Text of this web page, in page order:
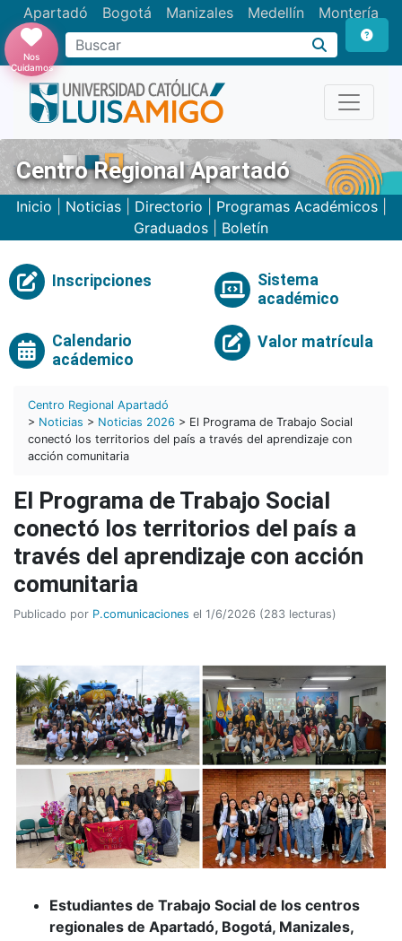
Apartadó Bogotá Manizales Medellín Montería
Nos
Cuidamos
Centro Regional Apartadó
Inicio Noticias| Directorio Programas Académicos|
Graduados
Boletín
Inscripciones
Sistema
académico
Calendario
acádemico
Valor matrícula
Centro Regional Apartadó
> Noticias > Noticias 2026 > El Programa de Trabajo Social
conectó los territorios del país a través del aprendizaje con
acción comunitaria
El Programa de Trabajo Social
conectó los territorios del país a
través del aprendizaje con acción
comunitaria
Publicado por P.comunicaciones el 1/6/2026 (283 lecturas)
Estudiantes de Trabajo Social de los centros
regionales de Apartadó, Bogotá, Manizales,